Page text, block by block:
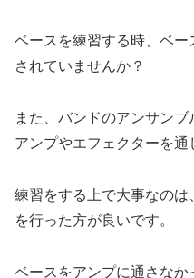
ベースを練習する時、ベ
されていませんか？
また、バンドのアンサン
アンプやエフェクターを通
練習をする上で大事なのは
を行った方が良いです。
ベースをアンプに通さな